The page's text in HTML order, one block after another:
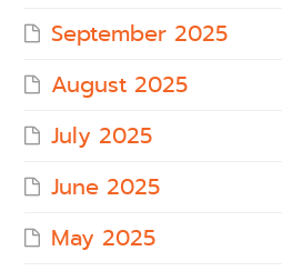
September 2025
August 2025
July 2025
June 2025
May 2025